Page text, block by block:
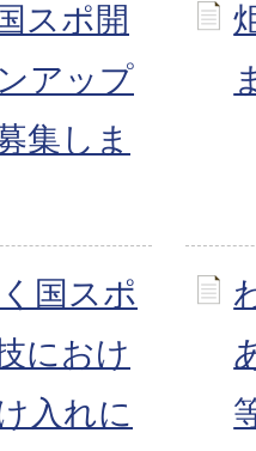
スポ開
アップ
集しま
国スポ
におけ
入れに